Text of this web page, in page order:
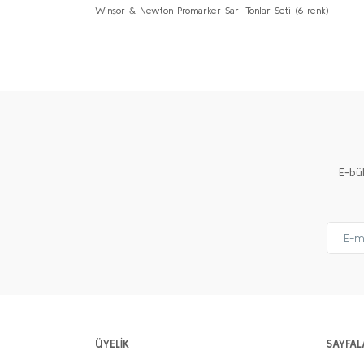
Winsor & Newton Promarker Sarı Tonlar Seti (6 renk)
E-
ÜYELİK